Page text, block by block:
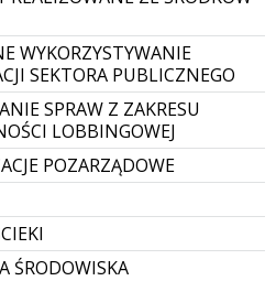
WYKORZYSTYWANIE
SEKTORA PUBLICZNEGO
SPRAW Z ZAKRESU
LOBBINGOWEJ
POZARZĄDOWE
ŚRODOWISKA